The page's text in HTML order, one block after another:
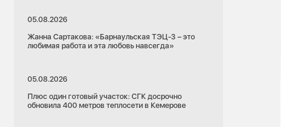
05.08.2026
Жанна Сартакова: «Барнаульская ТЭЦ-3 – это
любимая работа и эта любовь навсегда»
05.08.2026
Плюс один готовый участок: СГК досрочно
обновила 400 метров теплосети в Кемерове